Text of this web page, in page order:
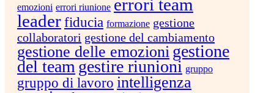
emozioni errori riunione errori team
leaderfiducia formazione gestione
collaboratori gestione del cambiamento
gestione delle emozioni gestione
del team gestire riunioni gruppo
gruppo di lavoro intelligenza